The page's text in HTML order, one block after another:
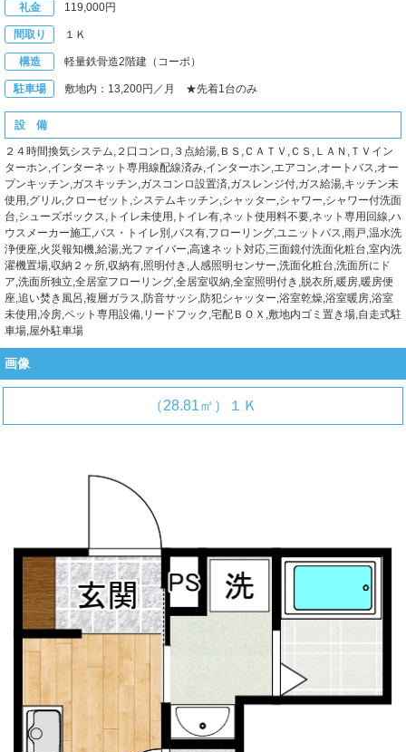
礼金 119,000円
間取り １Ｋ
構造 軽量鉄骨造2階建（コーポ）
駐車場 敷地内：13,200円／月 ★先着1台のみ
設 備
２４時間換気システム,２口コンロ,３点給湯,ＢＳ,ＣＡＴＶ,ＣＳ,ＬＡＮ,ＴＶイン
ターホン,インターネット専用線配線済み,インターホン,エアコン,オートバス,オー
プンキッチン,ガスキッチン,ガスコンロ設置済,ガスレンジ付,ガス給湯,キッチン未
使用,グリル,クローゼット,システムキッチン,シャッター,シャワー,シャワー付洗面
台,シューズボックス,トイレ未使用,トイレ有,ネット使用料不要,ネット専用回線,ハ
ウスメーカー施工,バス・トイレ別,バス有,フローリング,ユニットバス,雨戸,温水洗
浄便座,火災報知機,給湯,光ファイバー,高速ネット対応,三面鏡付洗面化粧台,室内洗
濯機置場,収納２ヶ所,収納有,照明付き,人感照明センサー,洗面化粧台,洗面所にド
ア,洗面所独立,全居室フローリング,全居室収納,全室照明付き,脱衣所,暖房,暖房便
座,追い焚き風呂,複層ガラス,防音サッシ,防犯シャッター,浴室乾燥,浴室暖房,浴室
未使用,冷房,ペット専用設備,リードフック,宅配ＢＯＸ,敷地内ゴミ置き場,自走式駐
車場,屋外駐車場
画像
（28.81㎡）１Ｋ